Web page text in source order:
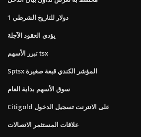
1 دولار للتاريخ الشرطي
يؤدي العقود الآجلة
تبرر الأسهم tsx
Sptsx المؤشر الكندي قبعة صغيرة
سوق الأسهم بداية العام
Citigold على الانترنت تسجيل الدخول
علاقات المستثمر الاتصالات